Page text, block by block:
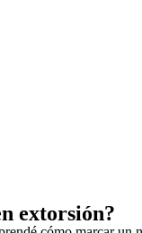
extorsión?